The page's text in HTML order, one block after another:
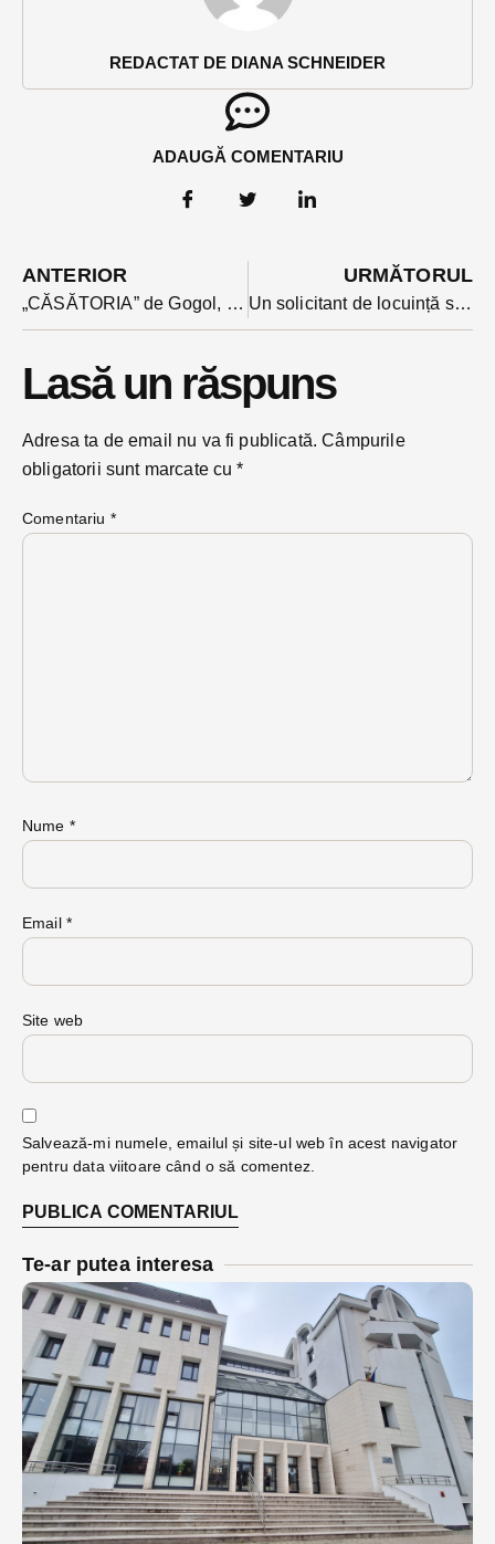
REDACTAT DE DIANA SCHNEIDER
ADAUGĂ COMENTARIU
ANTERIOR
„CĂSĂTORIA” de Gogol, pusă în scenă sâmbătă la Beclean de o trupă de la UBB
URMĂTORUL
Un solicitant de locuință socială arestat pentru pornografie infantilă
Lasă un răspuns
Adresa ta de email nu va fi publicată. Câmpurile
obligatorii sunt marcate cu*
Comentariu *
Nume *
Email *
Site web
Salvează-mi numele, emailul și site-ul web în acest navigator
pentru data viitoare când o să comentez.
Te-ar putea interesa